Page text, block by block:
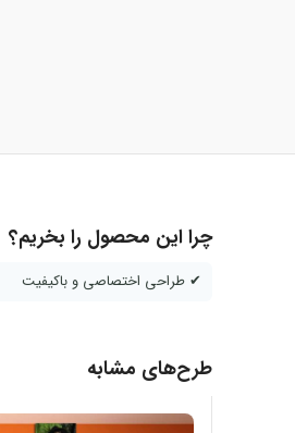
چرا این محصول را بخریم؟
✔ طراحی اختصاصی و باکیفیت
طرح‌های مشابه